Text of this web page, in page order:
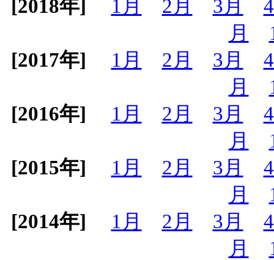
[2018年] 1月 2月 3月
月
[2017年]
1月 2月 3月
月
[2016年]
1月 2月 3月
月
[2015年]
1月 2月 3月
月
[2014年]
1月 2月 3月
月